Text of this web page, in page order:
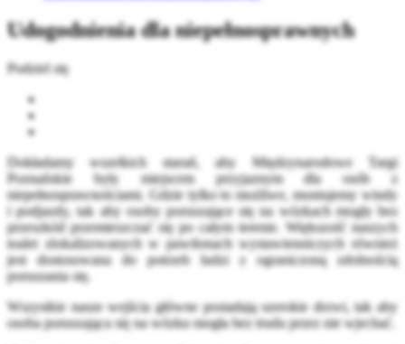
Udogodnienia dla niepełnosprawnych
Podziel się
Dokładamy wszelkich starań, aby Międzynarodowe Targi
Poznańskie były miejscem przyjaznym dla osób z
niepełnosprawnościami. Gdzie tylko to możliwe, montujemy windy
i podjazdy, tak aby osoby poruszające się na wózkach mogły bez
przeszkód przemieszczać się po całym terenie. Większość naszych
toalet zlokalizowanych w pawilonach wystawienniczych również
jest dostosowana do potrzeb ludzi z ograniczoną zdolnością
poruszania się.
Wszystkie nasze wejścia główne posiadają szerokie drzwi, tak aby
osoba poruszająca się na wózku mogła bez trudu przez nie wjechać.